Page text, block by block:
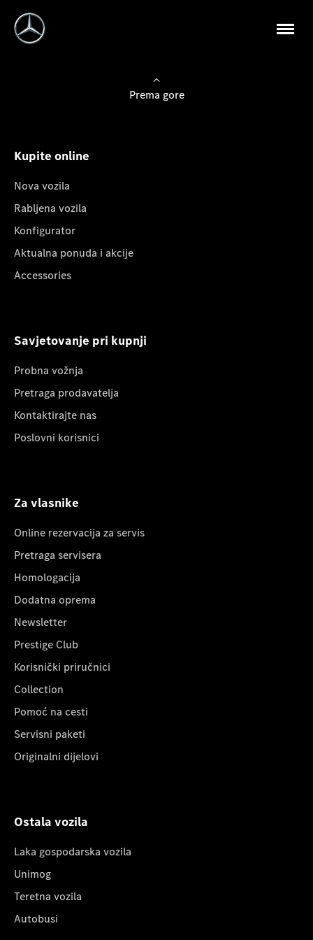
Prema gore
Kupite online
Nova vozila
Rabljena vozila
Konfigurator
Aktualna ponuda i akcije
Accessories
Savjetovanje pri kupnji
Probna vožnja
Pretraga prodavatelja
Kontaktirajte nas
Poslovni korisnici
Za vlasnike
Online rezervacija za servis
Pretraga servisera
Homologacija
Dodatna oprema
Newsletter
Prestige Club
Korisnički priručnici
Collection
Pomoć na cesti
Servisni paketi
Originalni dijelovi
Ostala vozila
Laka gospodarska vozila
Unimog
Teretna vozila
Autobusi